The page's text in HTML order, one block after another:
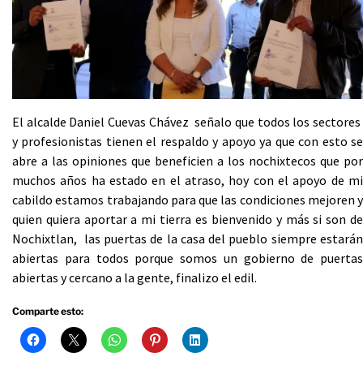
El alcalde Daniel Cuevas Chávez señalo que todos los sectores
y profesionistas tienen el respaldo y apoyo ya que con esto se
abre a las opiniones que beneficien a los nochixtecos que por
muchos años ha estado en el atraso, hoy con el apoyo de mi
cabildo estamos trabajando para que las condiciones mejoren y
quien quiera aportar a mi tierra es bienvenido y más si son de
Nochixtlan, las puertas de la casa del pueblo siempre estarán
abiertas para todos porque somos un gobierno de puertas
abiertas y cercano a la gente, finalizo el edil.
Comparte esto: